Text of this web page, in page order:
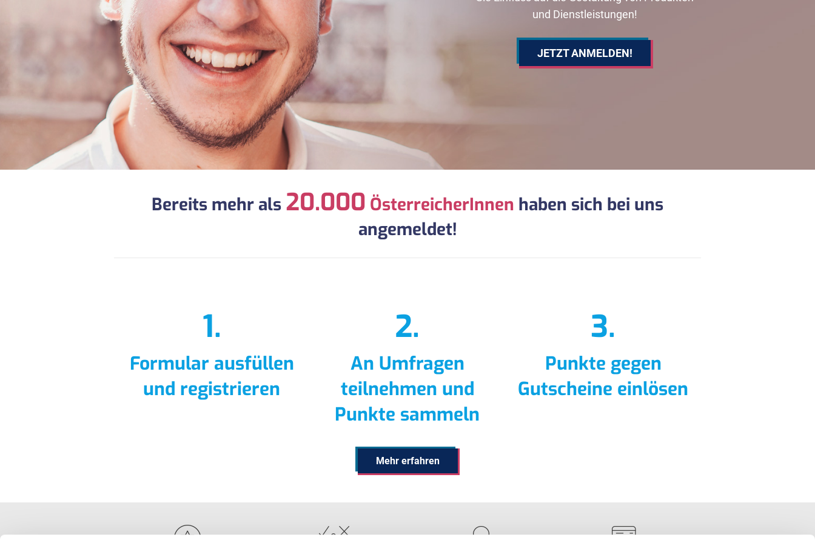
und Dienstleistungen!
JETZT ANMELDEN!
Bereits mehr als 20.000 ÖsterreicherInnen haben sich bei uns
angemeldet!
1.
Formular ausfüllen
und registrieren
2.
An Umfragen
teilnehmen und
Punkte sammeln
3.
Punkte gegen
Gutscheine einlösen
Mehr erfahren
IhreMeinung.at
Ihr Unternehmen